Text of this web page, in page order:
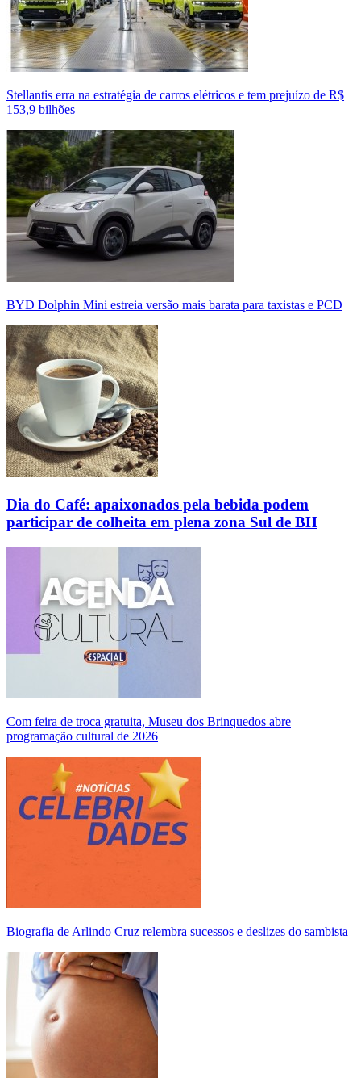
Stellantis erra na estratégia de carros elétricos e tem prejuízo de R$
153,9 bilhões
BYD Dolphin Mini estreia versão mais barata para taxistas e PCD
Dia do Café: apaixonados pela bebida podem
participar de colheita em plena zona Sul de BH
Com feira de troca gratuita, Museu dos Brinquedos abre
programação cultural de 2026
Biografia de Arlindo Cruz relembra sucessos e deslizes do sambista